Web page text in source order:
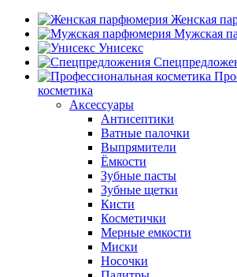
Женская
Мужская
Унисекс
косметика
Аксессуары
Антисептики
Ватные палочки
Выпрямители
Ёмкости
Зубные пасты
Зубные щетки
Кисти
Косметички
Мерные емкости
Миски
Носочки